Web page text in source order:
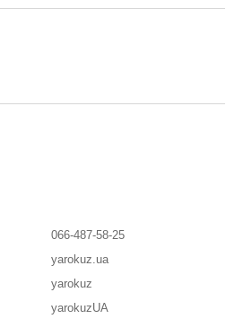
066-487-58-25
yarokuz.ua
yarokuz
yarokuzUA